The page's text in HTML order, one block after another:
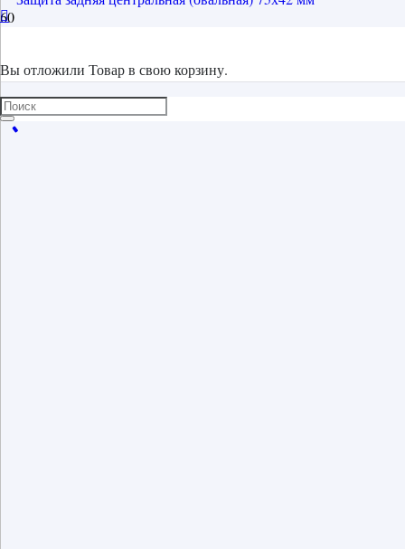
Вы отложили Товарв свою корзину.